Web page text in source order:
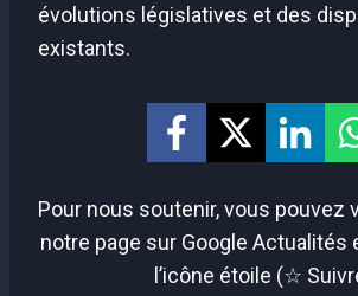
évolutions législatives et des
existants.
Pour nous soutenir, vous pouvez
notre page sur Google Actualités
l’icône étoile (☆